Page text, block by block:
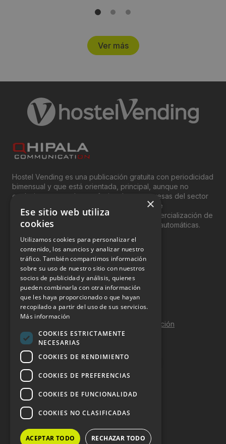
Ver más
Hostel Vending es una publicación gratuita con periodicidad
bimensual y que está orientada, principal, aunque no
exclusivamente, a los profesionales y empresas del sector
del “Vending”; nombre con el que se conoce
genéricamente entre profesionales a la comercialización de
productos y servicios a través de máquinas automáticas.
INFORMACIÓN LEGAL
Aviso Legal
Política de Privacidad
Política de Cookies
Política de calidad y seguridad de la información
Contacto
DOSSIER Y CONTRATACIÓN
Dossier 2026 (ES)
Dossier 2026 (EN)
×
Ese sitio web utiliza
cookies
Utilizamos cookies para personalizar el
contenido, los anuncios y analizar nuestro
tráfico. También compartimos información
sobre su uso de nuestro sitio con nuestros
socios de publicidad y análisis, quienes
pueden combinarla con otra información
que les haya proporcionado o que hayan
recopilado a partir del uso de sus servicios.
Más información
COOKIES ESTRICTAMENTE
NECESARIAS
COOKIES DE RENDIMIENTO
COOKIES DE PREFERENCIAS
COOKIES DE FUNCIONALIDAD
COOKIES NO CLASIFICADAS
ACEPTAR TODO RECHAZAR TODO